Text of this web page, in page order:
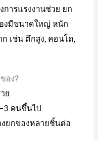
ารแรงงานช่วย ยก
งมีขนาดใหญ่ หนัก
เช่น ตึกสูง, คอนโด,
อง?
ย
คนขึ้นไป
ยกของหลายชิ้นต่อ